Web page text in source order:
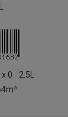
0 - 2.5L